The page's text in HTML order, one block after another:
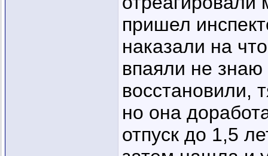
пришел
наказали на
впаяли не
восстановили,
но она
отпуск до 1,5